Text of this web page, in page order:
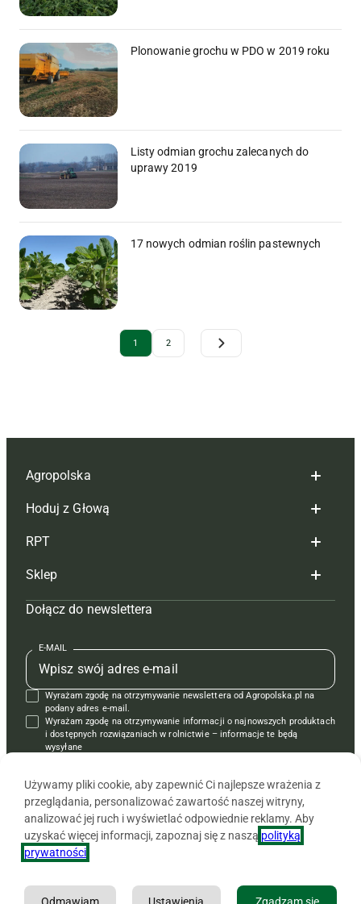
Plonowanie grochu w PDO w 2019 roku
Listy odmian grochu zalecanych do
uprawy 2019
17 nowych odmian roślin pastewnych
Archive Pagination
1 2
Agropolska
Redakcja
Reklama
Tagi
Mapa serwisu
Kontakt
Regulamin
Polityka prywatności
Hoduj z Głową
Hoduj z głową bydło
Hoduj z głową świnie
Prenumerata
Redakcja
Kontakt
Reklama
RPT
Redakcja
Prenumerata
Reklama
Kontakt
Krzyżówki
Sklep
Czasopisma i prenumerata
Książki
Regulamin
Dołącz do newslettera
E-MAIL
Wyrażam zgodę na otrzymywanie newslettera od Agropolska.pl na
podany adres e-mail.
Wyrażam zgodę na otrzymywanie informacji o najnowszych produktach
i dostępnych rozwiązaniach w rolnictwie – informacje te będą
wysyłane
Używamy pliki cookie, aby zapewnić Ci najlepsze wrażenia z
przeglądania, personalizować zawartość naszej witryny,
analizować jej ruch i wyświetlać odpowiednie reklamy. Aby
uzyskać więcej informacji, zapoznaj się z naszą polityką
prywatności